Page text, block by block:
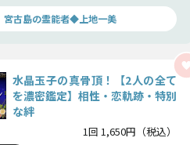
宮古島の霊能者◆上地一美
水晶玉子の真骨頂！【2人の全て
を濃密鑑定】相性・恋軌跡・特別
な絆
1回 1,650円（税込）